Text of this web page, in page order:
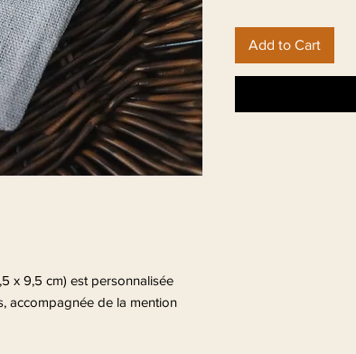
x 9,5 cm) est personnalisée
accompagnée de la mention
Add to Cart